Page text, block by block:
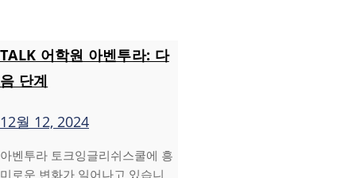
TALK 어학원 아벤투라: 다
음 단계
12월 12, 2024
아벤투라 토크잉글리쉬스쿨에 흥
미로운 변화가 일어나고 있습니